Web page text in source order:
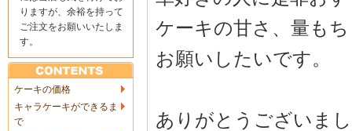
りますが、余裕を持って
ご注文をお願いいたしま
す。
ケーキの価格
キャラケーキができるま
で
ケーキの甘さ、量も
お願いしたいです。
ありがとうございま